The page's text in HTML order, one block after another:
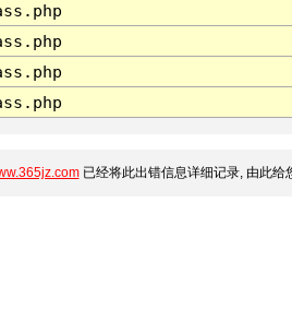
已经将此出错信息详细记录, 由此给